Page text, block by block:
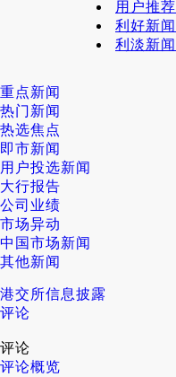
重点新闻
热门新闻
热选焦点
即市新闻
用户投选新闻
大行报告
公司业绩
市场异动
中国市场新闻
其他新闻
港交所信息披露
用户推荐
利好新闻
利淡新闻
评论
评论
评论概览